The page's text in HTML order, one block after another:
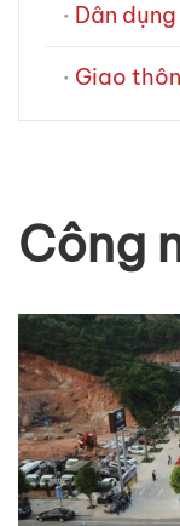
Dân dụng
Giao
Công